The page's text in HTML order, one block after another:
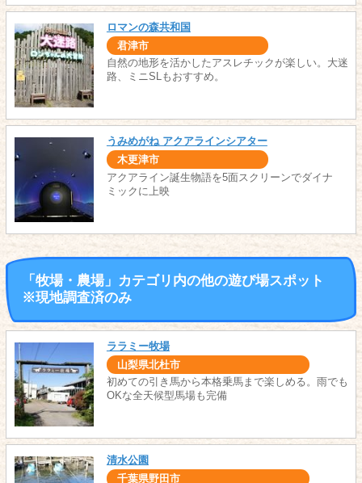
ロマンの森共和国
君津市
自然の地形を活かしたアスレチックが楽しい。大迷
路、ミニSLもおすすめ。
うみめがね アクアラインシアター
木更津市
アクアライン誕生物語を5面スクリーンでダイナ
ミックに上映
「牧場・農場」カテゴリ内の他の遊び場スポット
※現地調査済のみ
ララミー牧場
山梨県北杜市
初めての引き馬から本格乗馬まで楽しめる。雨でも
OKな全天候型馬場も完備
清水公園
千葉県野田市